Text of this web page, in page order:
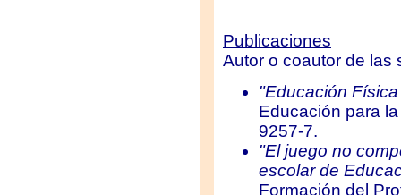
Publicaciones
Autor o coautor de las
"Educación
Educación para
9257-7.
"El juego no
escolar de
Formación del